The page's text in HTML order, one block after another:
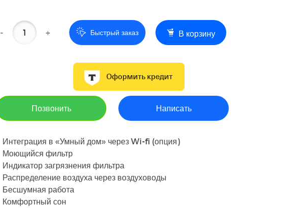
- + Быстрый заказ В корзину
Оформить кредит
Позвонить Написать
Интеграция в «Умный дом» через Wi-fi (опция)
Моющийся фильтр
Индикатор загрязнения фильтра
Распределение воздуха через воздуховоды
Бесшумная работа
Комфортный сон